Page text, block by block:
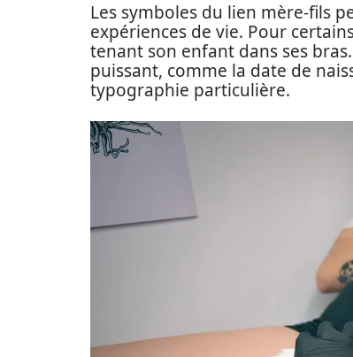
Les symboles du lien mère-fils
expériences de vie. Pour
tenant son enfant dans ses
puissant, comme la date de
typographie particulière.